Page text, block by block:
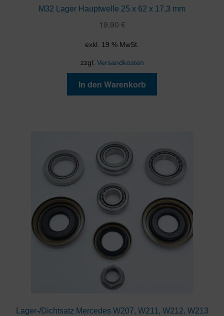
M32 Lager Hauptwelle 25 x 62 x 17,3 mm
19,90 €
exkl. 19 % MwSt.
zzgl. Versandkosten
In den Warenkorb
Lager-/Dichtsatz Mercedes W207, W211, W212, W213